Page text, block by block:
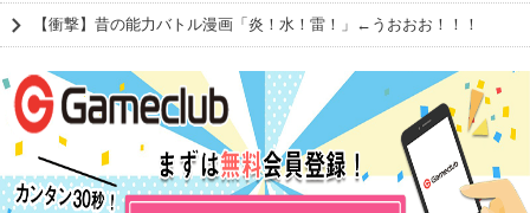
【衝撃】昔の能力バトル漫画「炎！水！雷！」←うおおお！！！